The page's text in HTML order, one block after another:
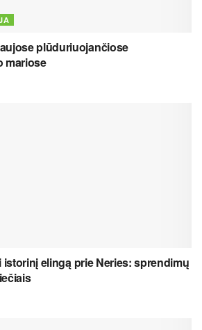
plūduriuojančiose
mariose
elingą prie Neries: sprendimų